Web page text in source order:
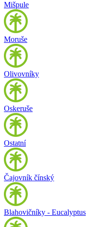
Mišpule
Moruše
Olivovníky
Oskeruše
Ostatní
Čajovník čínský
Blahovičníky - Eucalyptus